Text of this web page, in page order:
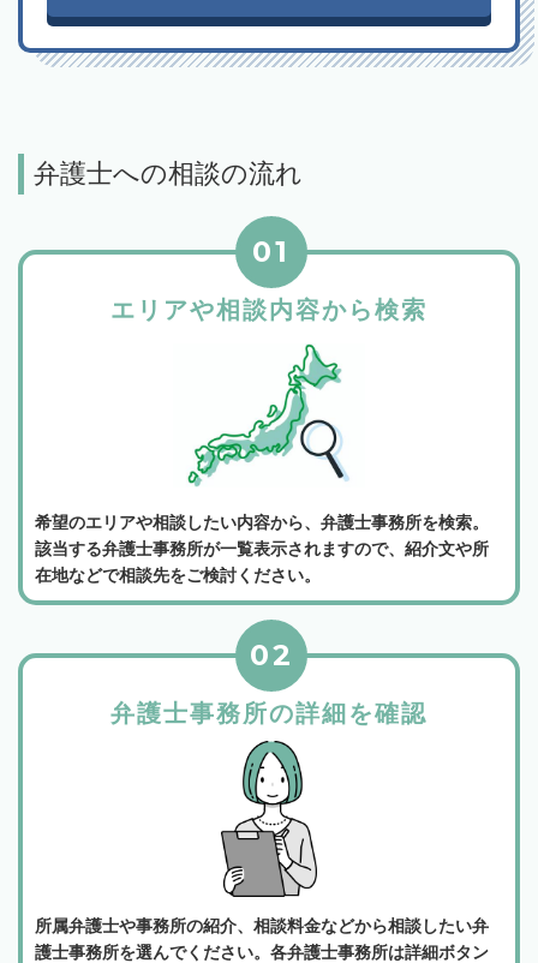
弁護士への相談の流れ
エリアや相談内容から検索
01
希望のエリアや相談したい内容から、弁護士事務所を検索。
該当する弁護士事務所が一覧表示されますので、紹介文や所
在地などで相談先をご検討ください。
弁護士事務所の詳細を確認
02
所属弁護士や事務所の紹介、相談料金などから相談したい弁
護士事務所を選んでください。各弁護士事務所は詳細ボタン